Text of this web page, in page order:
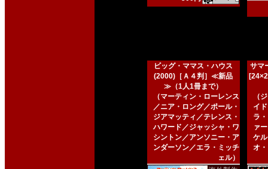
ビッグ・ママス・ハウス
(2000)［Ａ４判］≪新品
≫（1人1冊まで）
（マーティン・ローレンス
／ニア・ロング／ポール・
ジアマッティ／テレンス・
ハワード／ジャッシャ・ワ
シントン／アンソニー・ア
ンダーソン／エラ・ミッチ
ェル）
サマ
（
イ
ラ
ァ
ケ
オ